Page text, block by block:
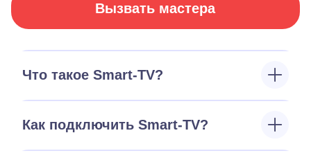
Вызвать мастера
Что такое Smart-TV?
Как подключить Smart-TV?